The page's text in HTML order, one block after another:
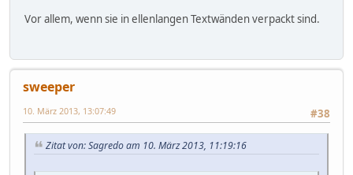
Vor allem, wenn sie in ellenlangen Textwänden verpackt sind.
sweeper
#38
10. März 2013, 13:07:49
Zitat von: Sagredo am 10. März 2013, 11:19:16